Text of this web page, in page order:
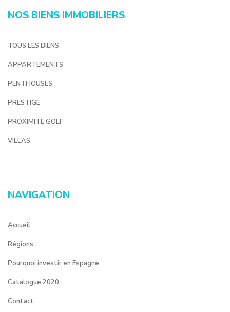
NOS BIENS IMMOBILIERS
TOUS LES BIENS
APPARTEMENTS
PENTHOUSES
PRESTIGE
PROXIMITE GOLF
VILLAS
NAVIGATION
Accueil
Régions
Pourquoi investir en Espagne
Catalogue 2020
Contact